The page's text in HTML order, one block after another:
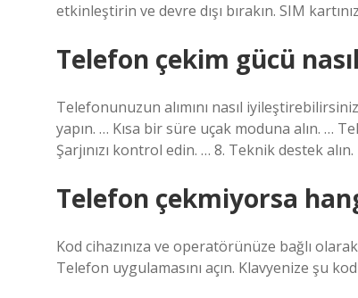
etkinleştirin ve devre dışı bırakın. SIM
Telefon çekim gücü
Telefonunuzun alımını nasıl
yapın. … Kısa bir süre uçak moduna alın. …
Şarjınızı kontrol edin. … 8. Teknik destek alın.
Telefon çekmiyorsa
Kod cihazınıza ve operatörünüze bağlı
Telefon uygulamasını açın. Klavyenize şu